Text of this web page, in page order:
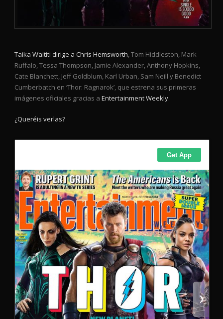
Taika Waititi dirige a Chris Hemsworth, Tom Hiddleston, Mark
Ruffalo, Tessa Thompson, Jamie Alexander, Anthony Hopkins,
Cate Blanchett, Jeff Goldblum, Karl Urban, Sam Neill y Benedict
Cumberbatch en ‘Thor: Ragnarok’, que estrena sus primeras
imágenes oficiales gracias a Entertainment Weekly.
¿Queréis verlas?